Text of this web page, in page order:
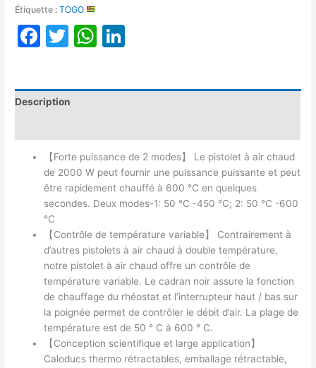
Étiquette :TOGO
Facebook
TwitterWhatsApp
Description
【Forte puissance de 2 modes】 Le pistolet à air chaud
de 2000 W peut fournir une puissance puissante et peut
être rapidement chauffé à 600 ℃ en quelques
secondes. Deux modes-1: 50 ℃ -450 ℃; 2: 50 ℃ -600
℃
【Contrôle de température variable】 Contrairement à
d’autres pistolets à air chaud à double température,
notre pistolet à air chaud offre un contrôle de
température variable. Le cadran noir assure la fonction
de chauffage du rhéostat et l’interrupteur haut / bas sur
la poignée permet de contrôler le débit d’air. La plage de
température est de 50 ° C à 600 ° C.
【Conception scientifique et large application】
Caloducs thermo rétractables, emballage rétractable,